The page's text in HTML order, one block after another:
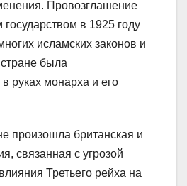
Провозглашение
в 1925 году
исламских законов и
была
руках монарха и его
произошла британская и
связанная с угрозой
Третьего рейха на